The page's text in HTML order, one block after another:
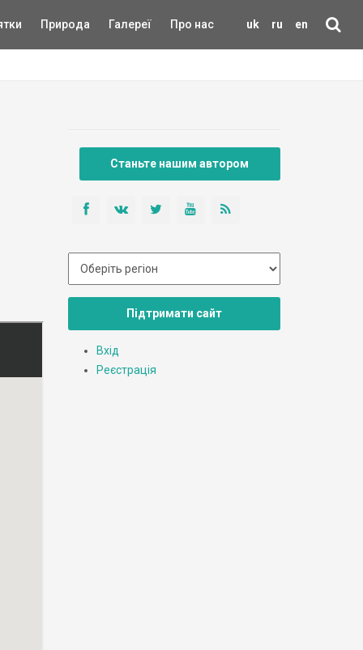
uk ru en
Природа Галереї Про нас
Станьте нашим автором
Підтримати сайт
Вхід
Реєстрація